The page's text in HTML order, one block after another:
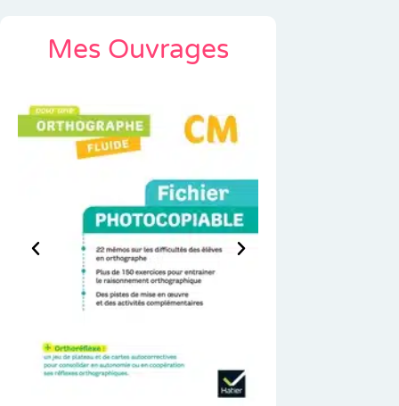
Mes Ouvrages